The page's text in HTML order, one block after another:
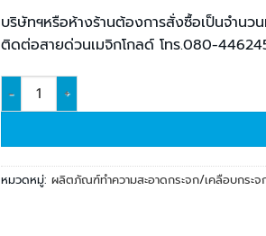
บริษัทฯหรือห้างร้านต้องการสั่งซื้อเป็นจำน
ติดต่อสายด่วนเมจิกโกลด์ โทร.080-
จำนวน MagicGold เติมหม้อพักฉีดกระจก 125 ซีซี
หมวดหมู่: ผลิตภัณฑ์ทำความสะอาดกระจก/เคลือบกระ